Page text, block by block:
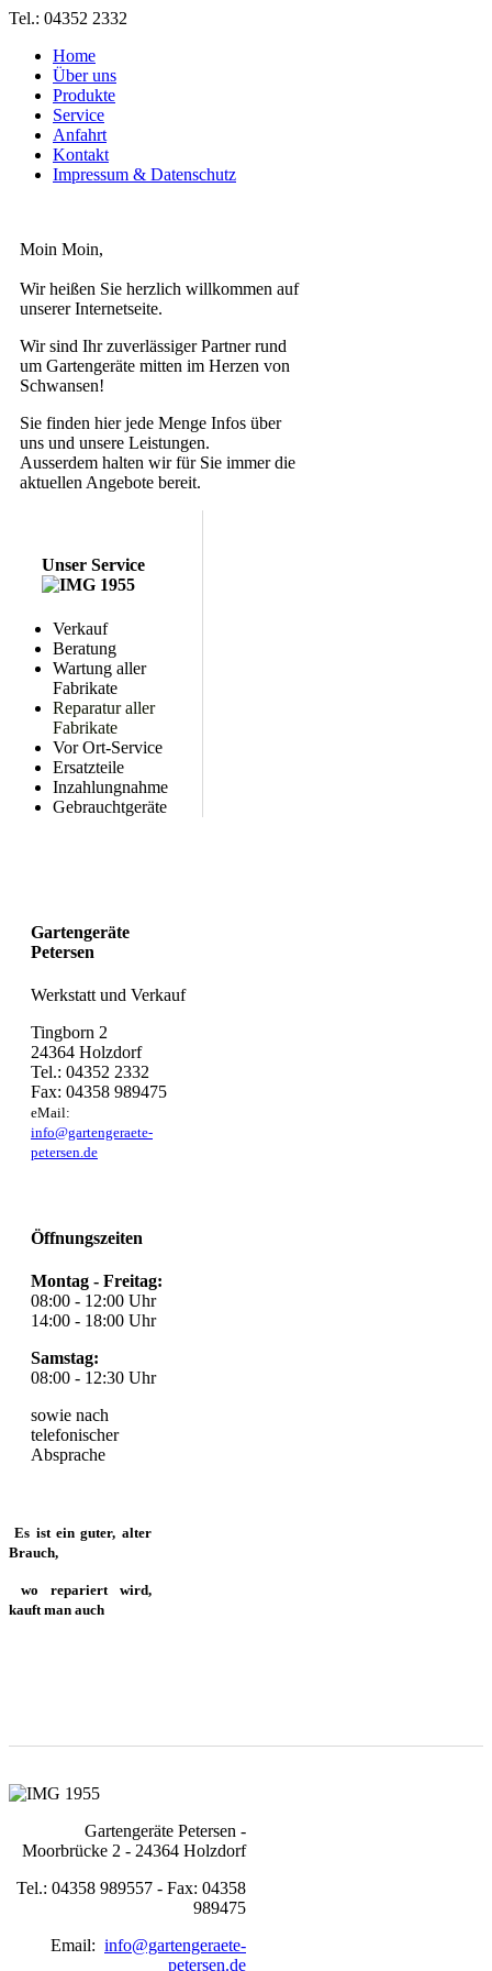
Tel.: 04352 2332
Home
Über uns
Produkte
Service
Anfahrt
Kontakt
Impressum & Datenschutz
Moin Moin,
Wir heißen Sie herzlich willkommen auf
unserer Internetseite.
Wir sind Ihr zuverlässiger Partner rund
um Gartengeräte mitten im Herzen von
Schwansen!
Sie finden hier jede Menge Infos über
uns und unsere Leistungen.
Ausserdem halten wir für Sie immer die
aktuellen Angebote bereit.
Unser Service
Verkauf
Beratung
Wartung aller
Fabrikate
Reparatur aller
Fabrikate
Vor Ort-Service
Ersatzteile
Inzahlungnahme
Gebrauchtgeräte
Gartengeräte
Petersen
Werkstatt und Verkauf
Tingborn 2
24364 Holzdorf
Tel.: 04352 2332
Fax: 04358 989475
eMail:
info@gartengeraete-
petersen.de
Öffnungszeiten
Montag - Freitag:
08:00 - 12:00 Uhr
14:00 - 18:00 Uhr
Samstag:
08:00 - 12:30 Uhr
sowie nach
telefonischer
Absprache
Es ist ein guter, alter
Brauch,
wo repariert wird,
kauft man auch
Gartengeräte Petersen -
Moorbrücke 2 - 24364 Holzdorf
Tel.: 04358 989557 - Fax: 04358
989475
Email: info@gartengeraete-
petersen.de